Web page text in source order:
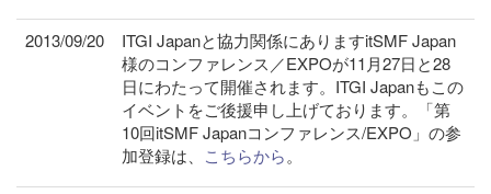
2013/09/20
ITGI Japanと協力関係にありますitSMF Japan
様のコンファレンス／EXPOが11月27日と28
日にわたって開催されます。ITGI Japanもこの
イベントをご後援申し上げております。「第
10回itSMF Japanコンファレンス/EXPO」の参
加登録は、 こちらから。